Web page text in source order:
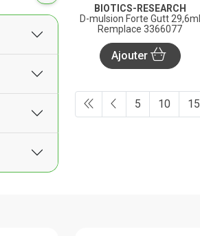
BIOTICS-RESEARCH
D-mulsion Forte Gutt 29,6ml
Remplace 3366077
Ajouter
5 10 15